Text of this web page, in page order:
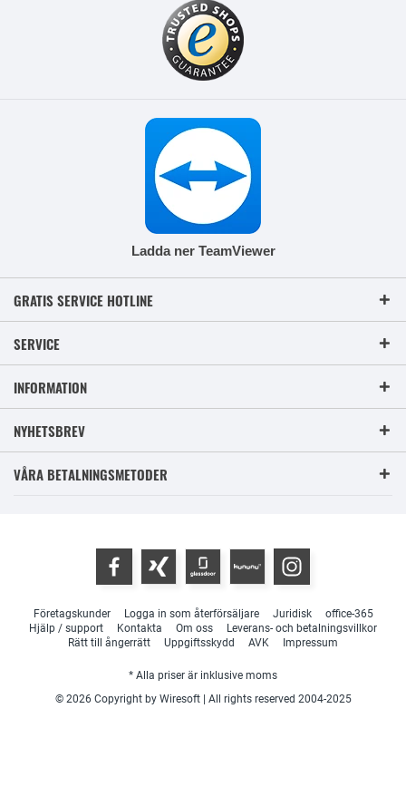
Ladda ner TeamViewer
GRATIS SERVICE HOTLINE
SERVICE
INFORMATION
NYHETSBREV
VÅRA BETALNINGSMETODER
Företagskunder Logga in som återförsäljare Juridisk
office-365
Hjälp / support
Kontakta Om oss
Leverans- och betalningsvillkor
Rätt till ångerrätt
Uppgiftsskydd AVK Impressum
* Alla priser är inklusive moms
© 2026 Copyright by Wiresoft | All rights reserved 2004-2025